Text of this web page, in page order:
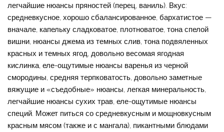
легчайшие нюансы пряностей (перец, ваниль). Вкус:
средневкусное, хорошо сбалансированное, бархатистое —
вначале, капельку сладковатое, плотноватое, тона спелой
вишни, нюансы джема из темных слив, тона подвяленных
красных и темных ягод, довольно весомая ягодная
кислинка, еле-ощутимые нюансы варенья из черной
смородины, средняя терпковатость, довольно заметные
вяжущие и «съедобные» нюансы, легкая минеральность,
легчайшие нюансы сухих трав, еле-ощутимые нюансы
специй. Может питься со средневкусным и мощновкусным
красным мясом (также и с мангала), пикантными блюдами